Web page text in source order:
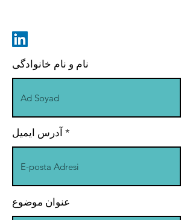
نام و نام خانوادگی
آدرس ایمیل
عنوان موضوع